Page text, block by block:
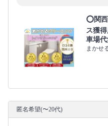
⭕関
ス獲
車場
まかせ
匿名希望(〜20代)